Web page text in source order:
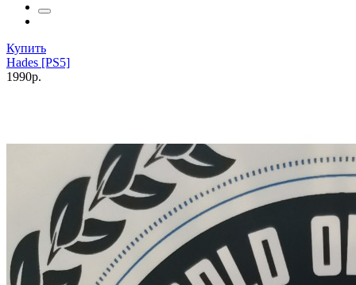
Купить
Hades [PS5]
1990р.